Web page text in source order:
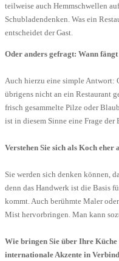
teilweise auch Hemmschwellen
Schubladendenken. Was ein
entscheidet der Gast.
Oder anders gefragt: Wann
Auch hierzu eine simple Antwort:
übrigens nicht an ein Restaurant
frisch gesammelte Pilze oder
ist in diesem Sinne eine Frage der
Verstehen Sie sich als Koch
Sie werden sich denken können,
denn das Handwerk ist die Basis
kommt. Auch berühmte Maler
Mist hervorbringen. Man kann
Wie bringen Sie über Ihre
internationale Akzente in